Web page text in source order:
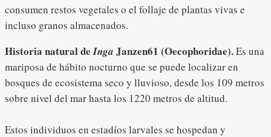
consumen restos vegetales o el follaje de plantas vivas e
incluso granos almacenados.
Historia natural deInga Janzen61 (Oecophoridae).Es una
mariposa de hábito nocturno que se puede localizar en
bosques de ecosistema seco y lluvioso, desde los 109 metros
sobre nivel del mar hasta los 1220 metros de altitud.
Estos individuos en estadíos larvales se hospedan y